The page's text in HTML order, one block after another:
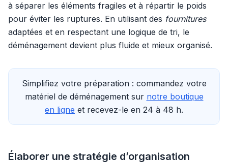
à séparer les éléments fragiles et à répartir le poids
pour éviter les ruptures. En utilisant des fournitures
adaptées et en respectant une logique de tri, le
déménagement devient plus fluide et mieux organisé.
Simplifiez votre préparation : commandez votre
matériel de déménagement sur notre boutique
en ligne et recevez-le en 24 à 48 h.
Élaborer une stratégie d’organisation